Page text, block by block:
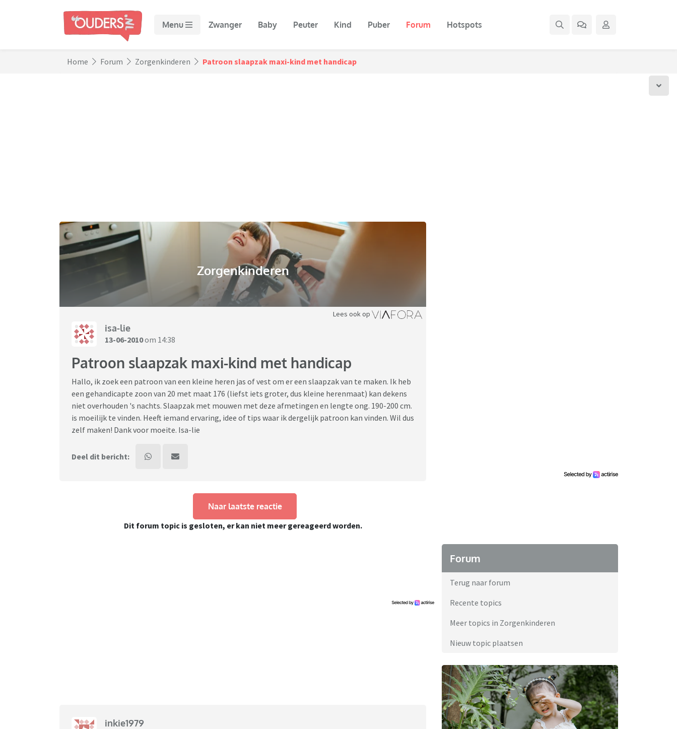
Menu Zwanger Baby Peuter Kind Puber Forum Hotspots
Home Forum Zorgenkinderen Patroon slaapzak maxi-kind met handicap
Zorgenkinderen
Lees ook op
isa-lie
13-06-2010om 14:38
Patroon slaapzak maxi-kind met handicap
Hallo, ik zoek een patroon van een kleine heren jas of vest om er een slaapzak van te maken. Ik heb
een gehandicapte zoon van 20 met maat 176 (liefst iets groter, dus kleine herenmaat) kan dekens
niet overhouden 's nachts. Slaapzak met mouwen met deze afmetingen en lengte ong. 190-200 cm.
is moeilijk te vinden. Heeft iemand ervaring, idee of tips waar ik dergelijk patroon kan vinden. Wil dus
zelf maken! Dank voor moeite. Isa-lie
Deel dit bericht:
Naar laatste reactie
Dit forum topic is gesloten, er kan niet meer gereageerd worden.
inkie1979
Forum
Terug naar forum
Recente topics
Meer topics in Zorgenkinderen
Nieuw topic plaatsen